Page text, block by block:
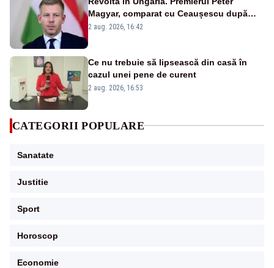
Magyar, comparat cu Ceaușescu după
anunțul referitor la criza energetică
2 aug. 2026, 16:42
Ce nu trebuie să lipsească din casă în
cazul unei pene de curent
2 aug. 2026, 16:53
CATEGORII POPULARE
Sanatate
Justitie
Sport
Horoscop
Economie